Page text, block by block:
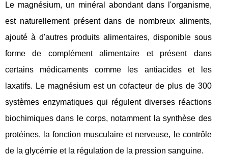
Le magnésium, un minéral abondant dans l'organisme,
est naturellement présent dans de nombreux aliments,
ajouté à d'autres produits alimentaires, disponible sous
forme de complément alimentaire et présent dans
certains médicaments comme les antiacides et les
laxatifs. Le magnésium est un cofacteur de plus de 300
systèmes enzymatiques qui régulent diverses réactions
biochimiques dans le corps, notamment la synthèse des
protéines, la fonction musculaire et nerveuse, le contrôle
de la glycémie et la régulation de la pression sanguine.